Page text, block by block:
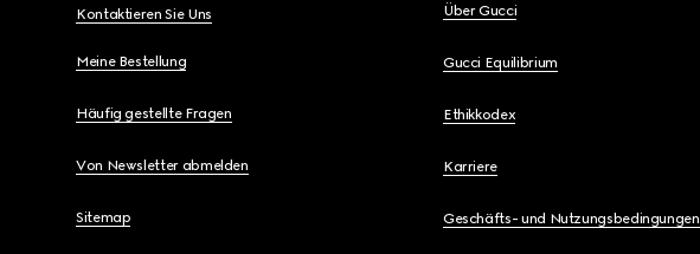
Kontaktieren Sie Uns
Meine Bestellung
Häufig gestellte Fragen
Von Newsletter abmelden
Sitemap
Über Gucci
Gucci Equilibrium
Ethikkodex
Karriere
Geschäfts- und Nutzungsbedingungen